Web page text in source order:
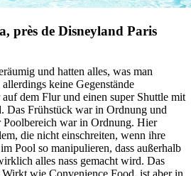
près de Disneyland Paris
und hatten alles, was man
keine Gegenstände
dem Flur und einen super Shuttle mit
Das Frühstück war in Ordnung und
war in Ordnung. Hier
die nicht einschreiten, wenn ihre
Pool so manipulieren, dass außerhalb
alles nass gemacht wird. Das
wie Convenience Food, ist aber in